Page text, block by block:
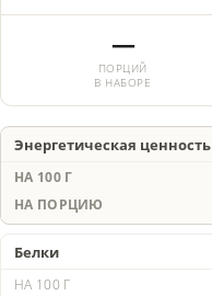
—
ПОРЦИЙ
В НАБОРЕ
Энергетическая ценность
Белки